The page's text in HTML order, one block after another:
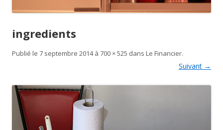
ingredients
Publié le 7 septembre 2014à 700 × 525 dans Le Financier.
Suivant →